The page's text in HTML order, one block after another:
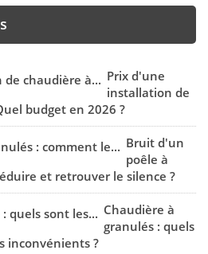
Prix d'une
installation de
budget en 2026 ?
Bruit d'un
poêle à
et retrouver le silence ?
Chaudière à
granulés : quels
inconvénients ?